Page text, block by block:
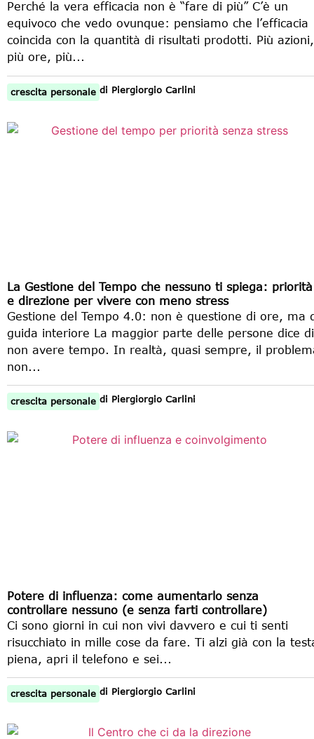
Perché la vera efficacia non è “fare di più” C’è un
equivoco che vedo ovunque: pensiamo che l’efficacia
coincida con la quantità di risultati prodotti. Più azioni,
più ore, più...
crescita personale di Piergiorgio Carlini
La Gestione del Tempo che nessuno ti spiega: priorità
e direzione per vivere con meno stress
Gestione del Tempo 4.0: non è questione di ore, ma
guida interiore La maggior parte delle persone dice di
non avere tempo. In realtà, quasi sempre, il
non...
crescita personale di Piergiorgio Carlini
Potere di influenza: come aumentarlo senza
controllare nessuno (e senza farti controllare)
Ci sono giorni in cui non vivi davvero e cui ti senti
risucchiato in mille cose da fare. Ti alzi già con la
piena, apri il telefono e sei...
crescita personale di Piergiorgio Carlini